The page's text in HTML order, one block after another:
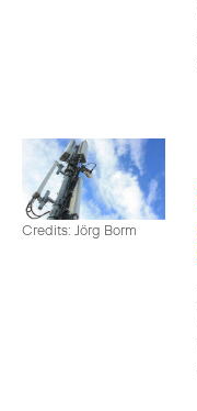
Credits: Jörg Borm